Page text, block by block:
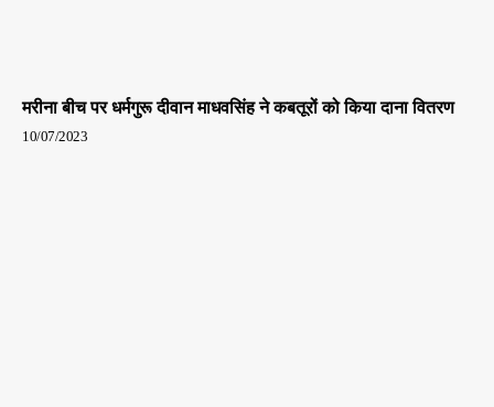
मरीना बीच पर धर्मगुरू दीवान माधवसिंह ने कबतूरों को किया दाना वितरण
10/07/2023